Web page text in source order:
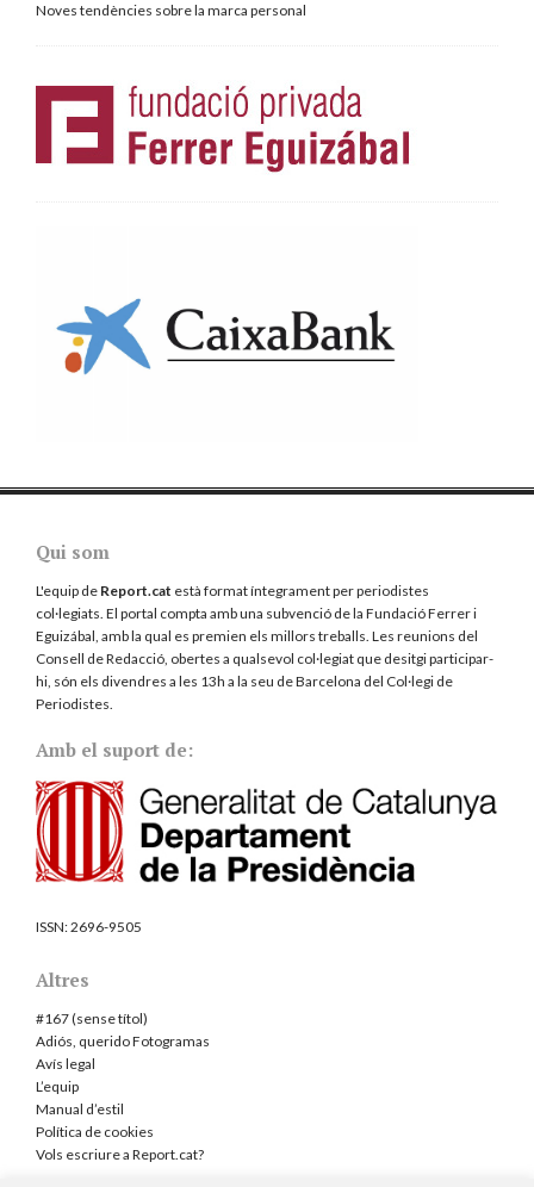
Noves tendències sobre la marca personal
Qui som
L'equip de Report.cat està format íntegrament per periodistes
col·legiats. El portal compta amb una subvenció de la Fundació Ferrer i
Eguizábal, amb la qual es premien els millors treballs. Les reunions del
Consell de Redacció, obertes a qualsevol col·legiat que desitgi participar-
hi, són els divendres a les 13h a la seu de Barcelona del Col·legi de
Periodistes
Amb el suport de:
ISSN:2696-9505
Altres
#167 (sense títol)
Adiós, querido Fotogramas
Avís legal
L’equip
Manual d’estil
Política de cookies
Vols escriure a Report.cat?